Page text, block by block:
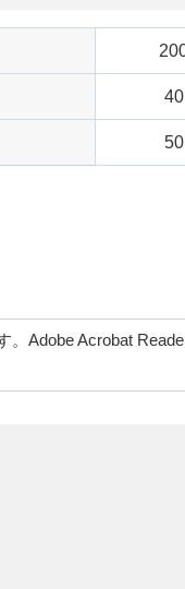
。Adobe Acrobat